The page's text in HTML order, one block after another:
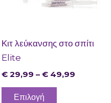
Κιτ λεύκανσης στο σπίτι
Elite
€ 29,99 – € 49,99
Επιλογή
παραλλαγές.
μπορούν
επιλεγούν